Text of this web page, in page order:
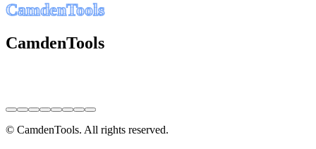
CamdenTools
CamdenTools
© CamdenTools. All rights reserved.